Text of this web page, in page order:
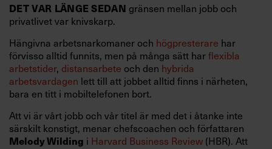
DET VAR LÄNGE SEDAN gränsen mellan jobb och
privatlivet var knivskarp.
Hängivna arbetsnarkomaner och högpresterare har
förvisso alltid funnits, men på många sätt harflexibla
arbetstider, distansarbete och den hybrida
arbetsvardagen lett till att jobbet alltid finns i närheten,
bara en titt i mobiltelefonen bort.
Att vi är vårt jobb och vår titel är med det i åtanke inte
särskilt konstigt, menar chefscoachen och författaren
Melody Wilding i Harvard Business Review (HBR). Att